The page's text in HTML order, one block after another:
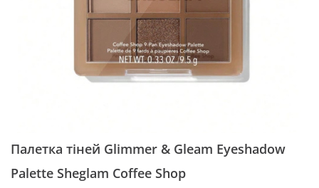
Палетка тіней Glimmer & Gleam Eyeshadow
Palette Sheglam Coffee Shop